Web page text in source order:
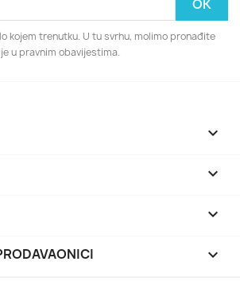
kojem trenutku. U tu svrhu, molimo pronađite
u pravnim obavijestima.



keyboard_arrow_down